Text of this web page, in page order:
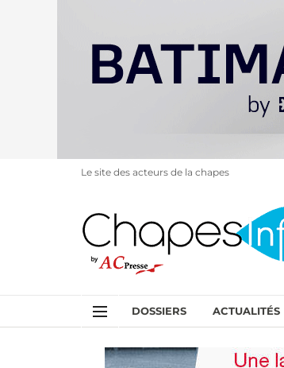
Le site des acteurs de la chapes
DOSSIERS ACTUALITÉS